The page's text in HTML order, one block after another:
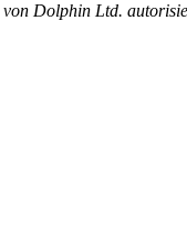
Dolphin Ltd.